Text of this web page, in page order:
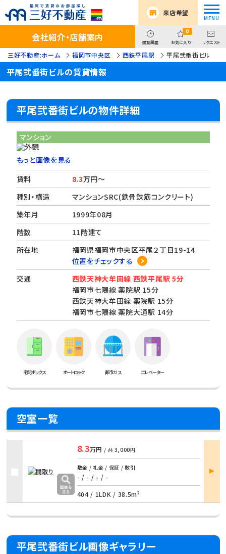
来店希望
会社紹介・店舗案内 閲覧履歴
0
お気に入り リクエスト
三好不動産:ホーム 福岡市中央区 西鉄平尾駅 平尾弐番街ビル
平尾弐番街ビルの賃貸情報
平尾弐番街ビルの物件詳細
マンション
もっと画像を見る
賃料
8.3万円～
種別・構造
マンションSRC(鉄骨鉄筋コンクリート)
築年月
1999年08月
階数
11階建て
所在地
福岡県福岡市中央区平尾２丁目19-14
位置をチェックする
交通
西鉄天神大牟田線 西鉄平尾駅 5分
福岡市七隈線 薬院駅 15分
西鉄天神大牟田線 薬院駅 15分
福岡市七隈線 薬院大通駅 14分
宅配ボックス オートロック 都市ガス エレベーター
空室一覧
8.3万円 / 共 3,000円
敷金 / 礼金 / 保証 / 敷引
- / - / - / -
404 / 1LDK / 38.5m²
部屋
詳細
平尾弐番街ビル画像ギャラリー